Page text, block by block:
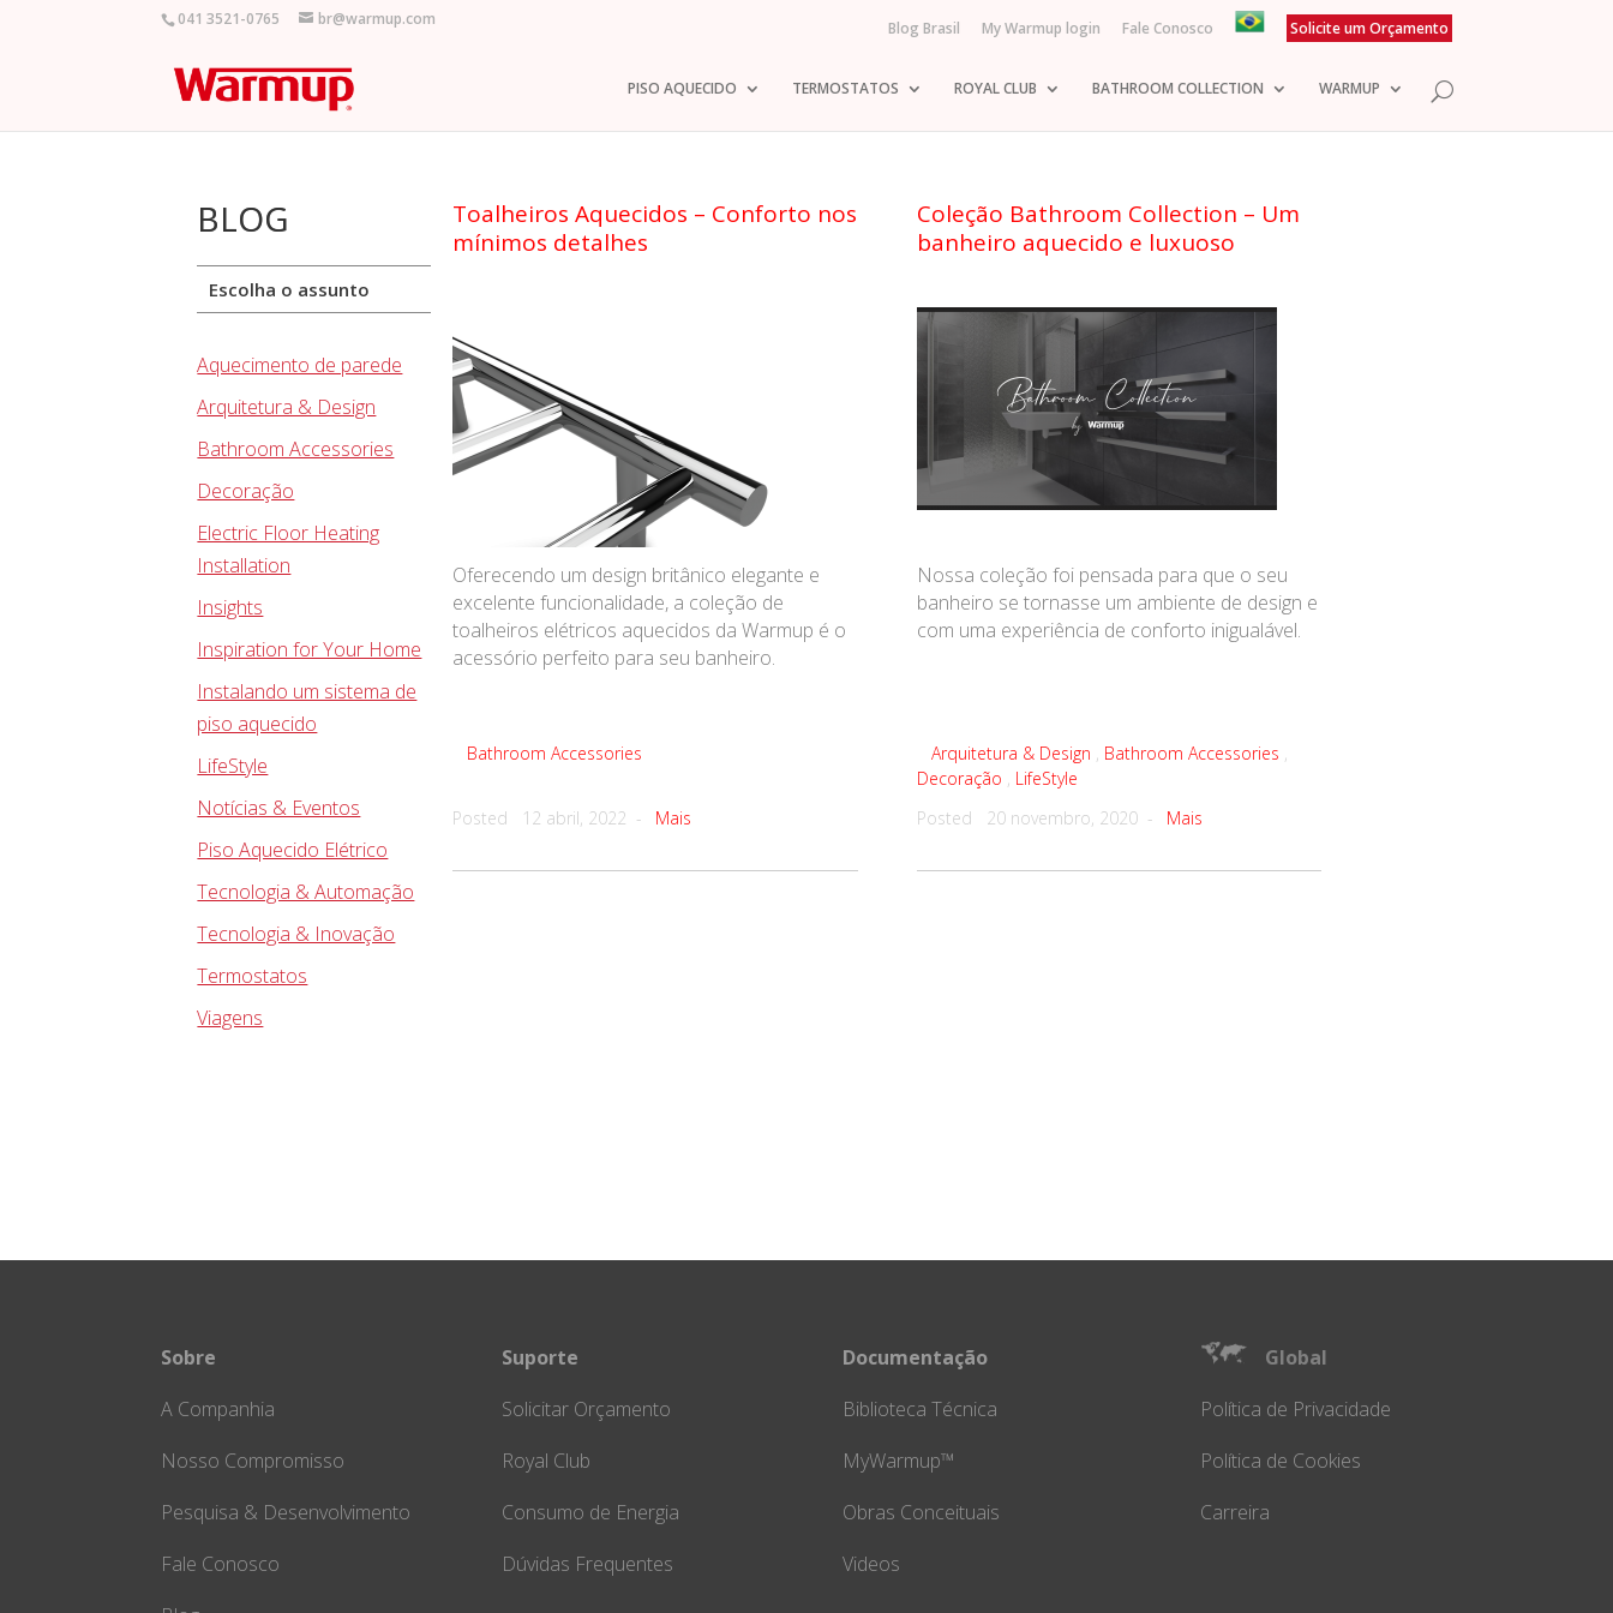
041 3521-0765 br@warmup.com Blog Brasil My Warmup login Fale Conosco Solicite um Orçamento
PISO AQUECIDO TERMOSTATOS ROYAL CLUB BATHROOM COLLECTION WARMUP
BLOG
Escolha o assunto
Aquecimento de parede
Arquitetura & Design
Bathroom Accessories
Decoração
Electric Floor Heating
Installation
Insights
Inspiration for Your Home
Instalando um sistema de
piso aquecido
LifeStyle
Notícias & Eventos
Piso Aquecido Elétrico
Tecnologia & Automação
Tecnologia & Inovação
Termostatos
Viagens
Toalheiros Aquecidos – Conforto nos
mínimos detalhes
Oferecendo um design britânico elegante e
excelente funcionalidade, a coleção de
toalheiros elétricos aquecidos da Warmup é o
acessório perfeito para seu banheiro.
Bathroom Accessories
Posted 12 abril, 2022 - Mais
Coleção Bathroom Collection – Um
banheiro aquecido e luxuoso
Nossa coleção foi pensada para que o seu
banheiro se tornasse um ambiente de design e
com uma experiência de conforto inigualável.
Arquitetura & Design , Bathroom Accessories ,
Decoração , LifeStyle
Posted 20 novembro, 2020 -
Mais
Sobre
A Companhia
Nosso Compromisso
Pesquisa & Desenvolvimento
Fale Conosco
Suporte
Solicitar Orçamento
Royal Club
Consumo de Energia
Dúvidas Frequentes
Documentação
Biblioteca Técnica
MyWarmup™
Obras Conceituais
Videos
Global
Política de Privacidade
Política de Cookies
Carreira